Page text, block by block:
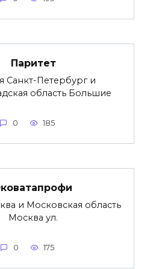
Паритет
Санкт-Петербург и
область Большие
0 185
и Московская область
Москва ул.
0 175